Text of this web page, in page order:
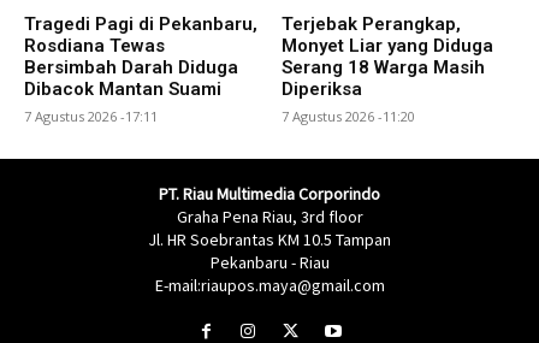
Tragedi Pagi di Pekanbaru,
Rosdiana Tewas
Bersimbah Darah Diduga
Dibacok Mantan Suami
7 Agustus 2026 -17:11
Terjebak Perangkap,
Monyet Liar yang Diduga
Serang 18 Warga Masih
Diperiksa
7 Agustus 2026 -11:20
PT. Riau Multimedia Corporindo
Graha Pena Riau, 3rd floor
Jl. HR Soebrantas KM 10.5 Tampan
Pekanbaru - Riau
E-mail:riaupos.maya@gmail.com